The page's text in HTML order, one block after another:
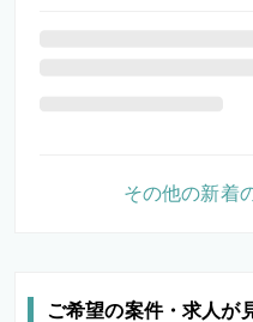
ご希望の案件・求人が
その他の新着